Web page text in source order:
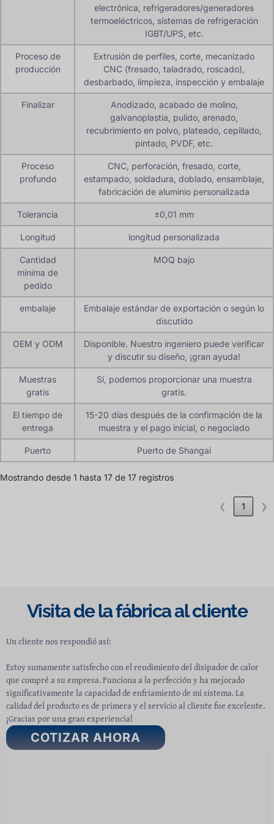
electrónica, refrigeradores/generadores
termoeléctricos, sistemas de refrigeración
IGBT/UPS, etc.
Proceso de
producción
Extrusión de perfiles, corte, mecanizado
CNC (fresado, taladrado, roscado),
desbarbado, limpieza, inspección y embalaje
Finalizar
Anodizado, acabado de molino,
galvanoplastia, pulido, arenado,
recubrimiento en polvo, plateado, cepillado,
pintado, PVDF, etc.
Proceso
profundo
CNC, perforación, fresado, corte,
estampado, soldadura, doblado, ensamblaje,
fabricación de aluminio personalizada
Tolerancia ±0,01 mm
Longitud longitud personalizada
Cantidad
mínima de
pedido
MOQ bajo
embalaje
Embalaje estándar de exportación o según lo
discutido
OEM y ODM
Disponible. Nuestro ingeniero puede verificar
y discutir su diseño, ¡gran ayuda!
Muestras
gratis
Sí, podemos proporcionar una muestra
gratis.
El tiempo de
entrega
15-20 días después de la confirmación de la
muestra y el pago inicial, o negociado
Puerto Puerto de Shangai
Mostrando desde 1 hasta 17 de 17 registros
❮ 1 ❯
Visita de la fábrica al cliente
Un cliente nos respondió así:
Estoy sumamente satisfecho con el rendimiento del disipador de calor
que compré a su empresa. Funciona a la perfección y ha mejorado
significativamente la capacidad de enfriamiento de mi sistema. La
calidad del producto es de primera y el servicio al cliente fue excelente.
¡Gracias por una gran experiencia!
COTIZAR AHORA